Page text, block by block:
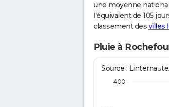
une moyenne
l'équivalent de 105
classement des villes
Pluie à
Source :
400